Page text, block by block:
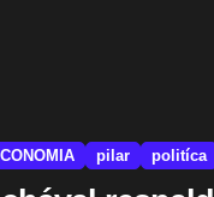
pilar politíca